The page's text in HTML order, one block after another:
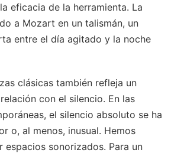
eficacia de la herramienta. La
a Mozart en un talismán, un
entre el día agitado y la noche
clásicas también refleja un
con el silencio. En las
el silencio absoluto se ha
o, al menos, inusual. Hemos
espacios sonorizados. Para un